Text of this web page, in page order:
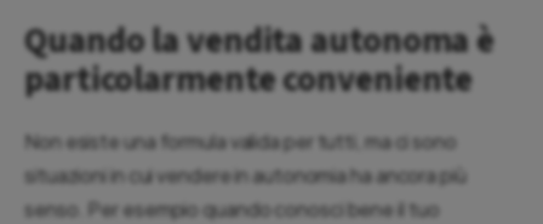
Quando la vendita autonoma è
particolarmente conveniente
Non esiste una formula valida per tutti, ma ci sono
situazioni in cui vendere in autonomia ha ancora più
senso. Per esempio quando conosci bene il tuo